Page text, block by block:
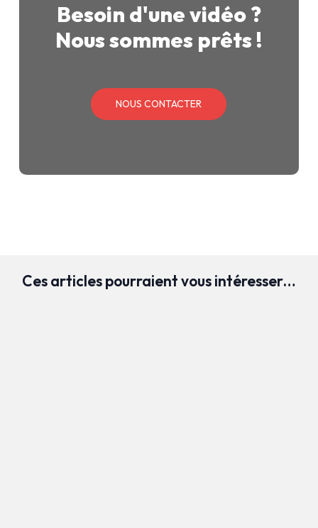
Besoin d'une vidéo ?
Nous sommes prêts !
NOUS CONTACTER
Ces articles pourraient vous intéresser…